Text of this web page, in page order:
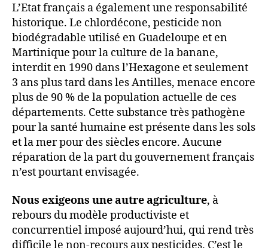
L’Etat français a également une responsabilité
historique. Le chlordécone, pesticide non
biodégradable utilisé en Guadeloupe et en
Martinique pour la culture de la banane,
interdit en 1990 dans l’Hexagone et seulement
3 ans plus tard dans les Antilles, menace encore
plus de 90 % de la population actuelle de ces
départements. Cette substance très pathogène
pour la santé humaine est présente dans les sols
et la mer pour des siècles encore. Aucune
réparation de la part du gouvernement français
n’est pourtant envisagée.
Nous exigeons une autre agriculture, à
rebours du modèle productiviste et
concurrentiel imposé aujourd’hui, qui rend très